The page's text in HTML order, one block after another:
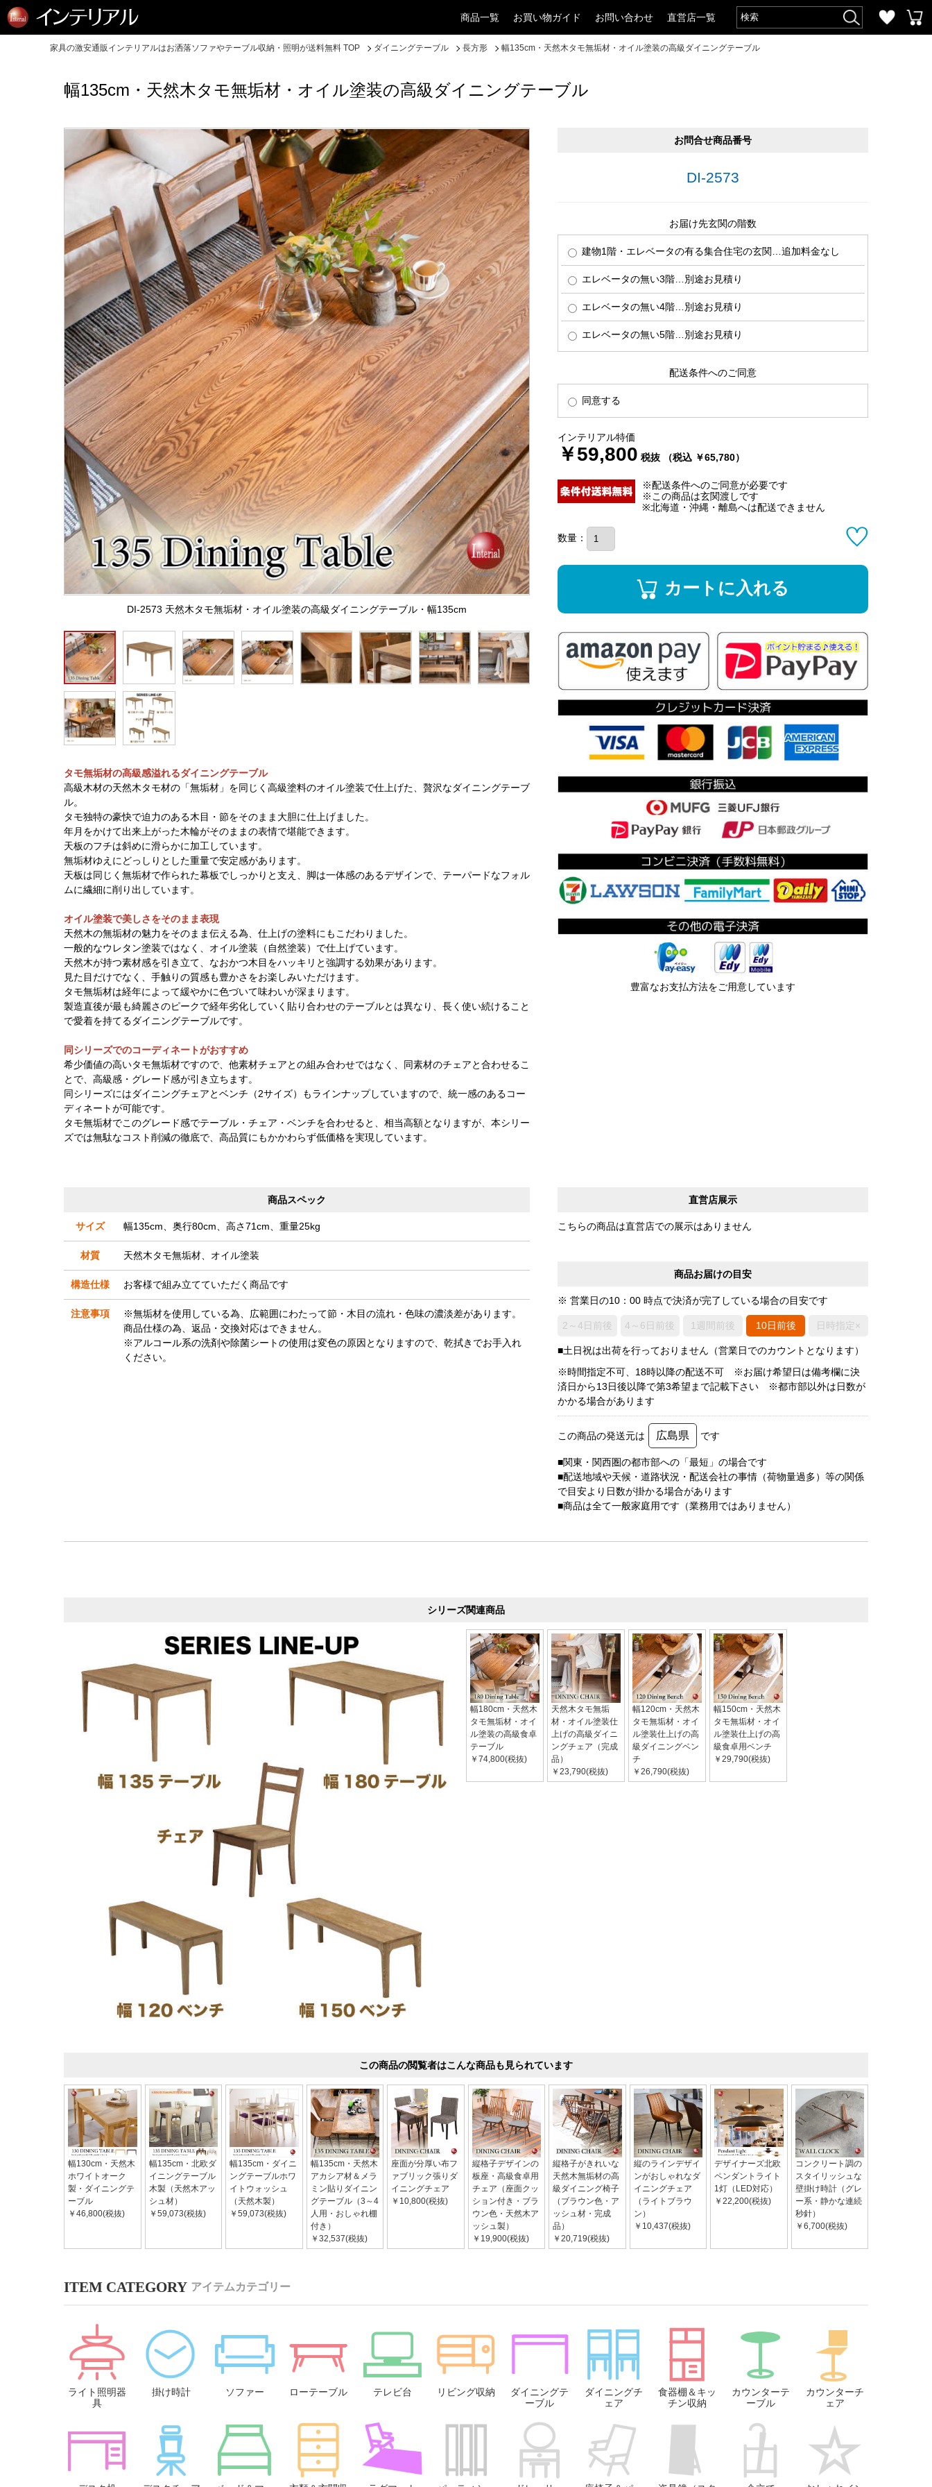
商品一覧 お買い物ガイド お問い合わせ 直営店一覧
家具の激安通販インテリアルはお洒落ソファやテーブル収納・照明が送料無料 TOP ダイニングテーブル 長方形 幅135cm・天然木タモ無垢材・オイル塗装の高級ダイニングテーブル
幅135cm・天然木タモ無垢材・オイル塗装の高級ダイニングテーブル
DI-2573 天然木タモ無垢材・オイル塗装の高級ダイニングテーブル・幅135cm
タモ無垢材の高級感溢れるダイニングテーブル
高級木材の天然木タモ材の「無垢材」を同じく高級塗料のオイル塗装で仕上げた、贅沢なダイニングテーブ
ル。
タモ独特の豪快で迫力のある木目・節をそのまま大胆に仕上げました。
年月をかけて出来上がった木輪がそのままの表情で堪能できます。
天板のフチは斜めに滑らかに加工しています。
無垢材ゆえにどっしりとした重量で安定感があります。
天板は同じく無垢材で作られた幕板でしっかりと支え、脚は一体感のあるデザインで、テーパードなフォル
ムに繊細に削り出しています。
オイル塗装で美しさをそのまま表現
天然木の無垢材の魅力をそのまま伝える為、仕上げの塗料にもこだわりました。
一般的なウレタン塗装ではなく、オイル塗装（自然塗装）で仕上げています。
天然木が持つ素材感を引き立て、なおかつ木目をハッキリと強調する効果があります。
見た目だけでなく、手触りの質感も豊かさをお楽しみいただけます。
タモ無垢材は経年によって緩やかに色づいて味わいが深まります。
製造直後が最も綺麗さのピークで経年劣化していく貼り合わせのテーブルとは異なり、長く使い続けること
で愛着を持てるダイニングテーブルです。
同シリーズでのコーディネートがおすすめ
希少価値の高いタモ無垢材ですので、他素材チェアとの組み合わせではなく、同素材のチェアと合わせるこ
とで、高級感・グレード感が引き立ちます。
同シリーズにはダイニングチェアとベンチ（2サイズ）もラインナップしていますので、統一感のあるコー
ディネートが可能です。
タモ無垢材でこのグレード感でテーブル・チェア・ベンチを合わせると、相当高額となりますが、本シリー
ズでは無駄なコスト削減の徹底で、高品質にもかかわらず低価格を実現しています。
お問合せ商品番号
DI-2573
お届け先玄関の階数
建物1階・エレベータの有る集合住宅の玄関…追加料金なし
エレベータの無い3階…別途お見積り
エレベータの無い4階…別途お見積り
エレベータの無い5階…別途お見積り
配送条件へのご同意
同意する
インテリアル特価
￥59,800 税抜 （税込 ￥65,780）
※配送条件へのご同意が必要です
※この商品は玄関渡しです
※北海道・沖縄・離島へは配送できません
数量：
カートに入れる
豊富なお支払方法をご用意しています
直営店展示
こちらの商品は直営店での展示はありません
商品お届けの目安
※ 営業日の10：00 時点で決済が完了している場合の目安です
2～4日前後 4～6日前後 1週間前後 10日前後 日時指定×
■土日祝は出荷を行っておりません（営業日でのカウントとなります）
※時間指定不可、18時以降の配送不可 ※お届け希望日は備考欄に決
済日から13日後以降で第3希望まで記載下さい ※都市部以外は日数が
かかる場合があります
この商品の発送元は 広島県 です
■関東・関西圏の都市部への「最短」の場合です
■配送地域や天候・道路状況・配送会社の事情（荷物量過多）等の関係
で目安より日数が掛かる場合があります
■商品は全て一般家庭用です（業務用ではありません）
商品スペック
サイズ 幅135cm、奥行80cm、高さ71cm、重量25kg
材質 天然木タモ無垢材、オイル塗装
構造仕様 お客様で組み立てていただく商品です
注意事項
※無垢材を使用している為、広範囲にわたって節・木目の流れ・色味の濃淡差があります。
商品仕様の為、返品・交換対応はできません。
※アルコール系の洗剤や除菌シートの使用は変色の原因となりますので、乾拭きでお手入れ
ください。
シリーズ関連商品
幅180cm・天然木
タモ無垢材・オイ
ル塗装の高級食卓
テーブル
￥74,800(税抜)
天然木タモ無垢
材・オイル塗装仕
上げの高級ダイニ
ングチェア（完成
品）
￥23,790(税抜)
幅120cm・天然木
タモ無垢材・オイ
ル塗装仕上げの高
級ダイニングベン
チ
￥26,790(税抜)
幅150cm・天然木
タモ無垢材・オイ
ル塗装仕上げの高
級食卓用ベンチ
￥29,790(税抜)
この商品の閲覧者はこんな商品も見られています
幅130cm・天然木
ホワイトオーク
製・ダイニングテ
ーブル
￥46,800(税抜)
幅135cm・北欧ダ
イニングテーブル
木製（天然木アッ
シュ材）
￥59,073(税抜)
幅135cm・ダイニ
ングテーブルホワ
イトウォッシュ
（天然木製）
￥59,073(税抜)
幅135cm・天然木
アカシア材＆メラ
ミン貼りダイニン
グテーブル（3～4
人用・おしゃれ棚
付き）
￥32,537(税抜)
座面が分厚い布フ
ァブリック張りダ
イニングチェア
￥10,800(税抜)
縦格子デザインの
板座・高級食卓用
チェア（座面クッ
ション付き・ブラ
ウン色・天然木ア
ッシュ製）
￥19,900(税抜)
縦格子がきれいな
天然木無垢材の高
級ダイニング椅子
（ブラウン色・ア
ッシュ材・完成
品）
￥20,719(税抜)
縦のラインデザイ
ンがおしゃれなダ
イニングチェア
（ライトブラウ
ン）
￥10,437(税抜)
デザイナーズ北欧
ペンダントライト
1灯（LED対応）
￥22,200(税抜)
コンクリート調の
スタイリッシュな
壁掛け時計（グレ
ー系・静かな連続
秒針）
￥6,700(税抜)
アイテムカテゴリー
ライト照明器
具
掛け時計 ソファー ローテーブル テレビ台 リビング収納
ダイニングテ
ーブル
ダイニングチ
ェア
食器棚＆キッ
チン収納
カウンターテ
ーブル
カウンターチ
ェア